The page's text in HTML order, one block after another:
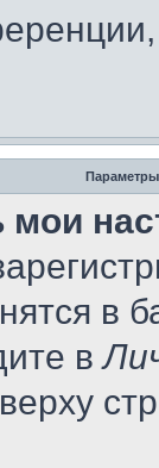
Параметры
мои
в
в